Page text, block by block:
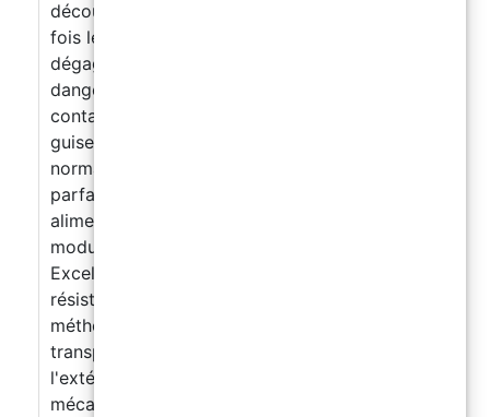
découper ! Produit testé en laboratoire. Une
fois le produit correctement durci, il ne
dégage pas de métaux lourds / substances
dangereuses et peut être utilisé pour le
contact avec les aliments. Colorable à votre
guise : elle s'utilise comme une résine époxy
normale. Une fois catalysée, elle est
parfaitement compatible au contact
alimentaire. Epoxy bi-composant à haut
module non chargé, fluidité moyenne.
Excellente finition de surface et bonne
résistance au jaunissement, à utiliser avec la
méthode de coulée, caractérisée par une
transparence élevée, une bonne stabilité à
l'extérieur, une excellente résistance
mécanique et des substances basiques et